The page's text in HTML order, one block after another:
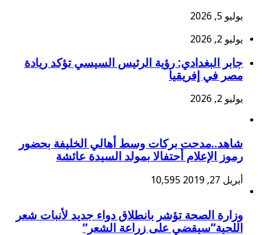
يوليو 5, 2026
يوليو 2, 2026
جابر البغدادي: رؤية الرئيس السيسي تؤكد ريادة
مصر في إفريقيا
يوليو 2, 2026
شاهد..مدحت بركات وسط أهالي الخليفة بحضور
رموز الإعلام أحتفالا بمولد السيدة عائشة
أبريل 27, 2019 10,595
وزارة الصحة تؤشر بانطلاق دواء جديد لأنبات شعر
اللحية”سيقضي على زراعة الشعر”